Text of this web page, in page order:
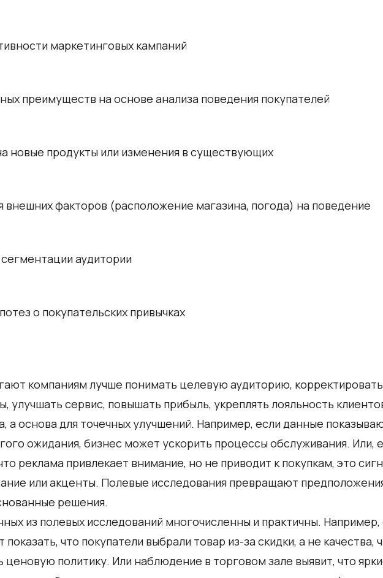
маркетинговых кампаний
преимуществ на основе анализа поведения покупателей
новые продукты или изменения в существующих
внешних факторов (расположение магазина, погода) на поведение
аудитории
о покупательских привычках
компаниям лучше понимать целевую аудиторию, корректировать
улучшать сервис, повышать прибыль, укреплять лояльность
а основа для точечных улучшений. Например, если данные
ожидания, бизнес может ускорить процессы обслуживания. Или,
реклама привлекает внимание, но не приводит к покупкам, это
или акценты. Полевые исследования превращают
решения.
из полевых исследований многочисленны и практичны.
что покупатели выбрали товар из-за скидки, а не качества,
политику. Или наблюдение в торговом зале выявит, что